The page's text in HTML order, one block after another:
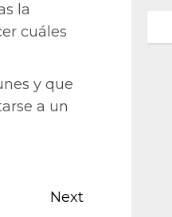
la
cuáles
y que
a un
Next